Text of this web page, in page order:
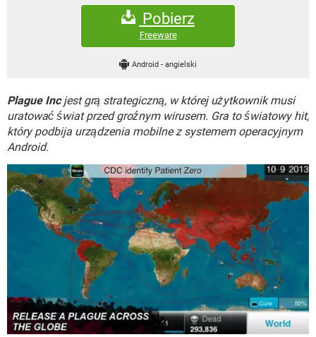
NETFLIX
FACEBOOK
WHATSAPP
NETFLIX
FACEBOOK
TIKTOK
INSTAGRAM FACEBOOK
WINDOWS 10
Pobierz
Freeware
Android - angielski
Plague Incjest grą strategiczną, w której użytkownik musi
uratować świat przed groźnym wirusem. Gra to światowy hit,
który podbija urządzenia mobilne z systemem operacyjnym
Android.